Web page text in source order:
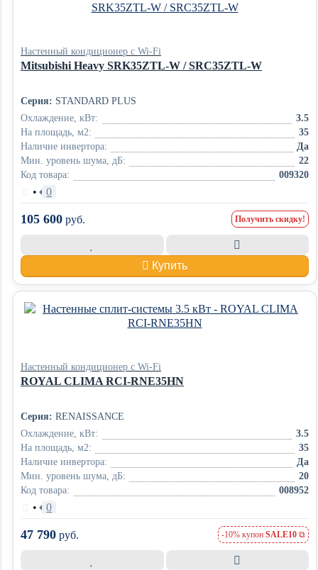
Настенный кондиционер с Wi-Fi
Mitsubishi Heavy SRK35ZTL-W / SRC35ZTL-W
Серия: STANDARD PLUS
Охлаждение, кВт:
3.5
На площадь, м2:
35
Наличие инвертора:
Да
Мин. уровень шума, дБ:
22
Код товара:
009320
• 0
105 600 руб. Получить скидку!
Купить
Настенный кондиционер с Wi-Fi
ROYAL CLIMA RCI-RNE35HN
Серия: RENAISSANCE
Охлаждение, кВт:
3.5
На площадь, м2:
35
Наличие инвертора:
Да
Мин. уровень шума, дБ:
20
Код товара:
008952
• 0
47 790 руб. -10% купон SALE10